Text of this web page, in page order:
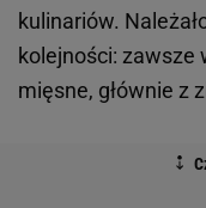
kulinariów.
kolejności: zawsze
mięsne, głównie z